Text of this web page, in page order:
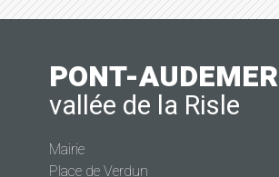
PONT-AUDEMER
vallée de la Risle
Mairie
Place de Verdun